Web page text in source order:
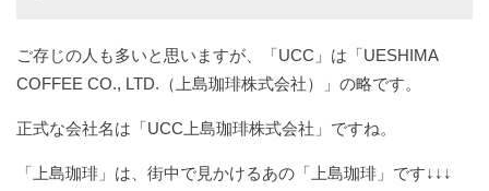
ご存じの人も多いと思いますが、「UCC」は「UESHIMA
COFFEE CO., LTD.（上島珈琲株式会社）」の略です。
正式な会社名は「UCC上島珈琲株式会社」ですね。
「上島珈琲」は、街中で見かけるあの「上島珈琲」です↓↓↓